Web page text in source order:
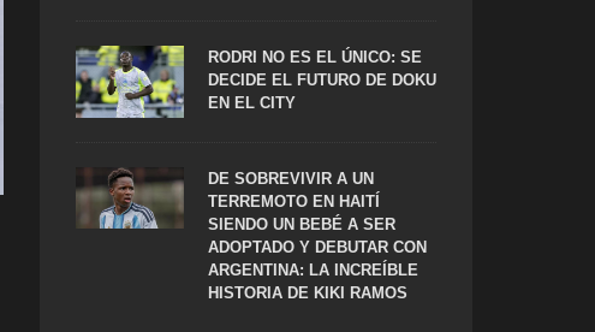
RODRI NO ES EL ÚNICO: SE
DECIDE EL FUTURO DE DOKU
EN EL CITY
DE SOBREVIVIR A UN
TERREMOTO EN HAITÍ
SIENDO UN BEBÉ A SER
ADOPTADO Y DEBUTAR CON
ARGENTINA: LA INCREÍBLE
HISTORIA DE KIKI RAMOS